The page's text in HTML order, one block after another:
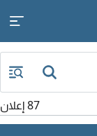
87 إعلان